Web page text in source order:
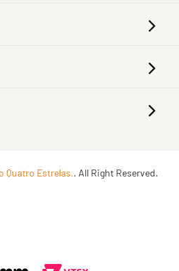
Quatro Estrelas.. All Right Reserved.